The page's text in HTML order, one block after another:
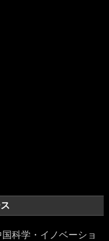
国科学・イノベーショ